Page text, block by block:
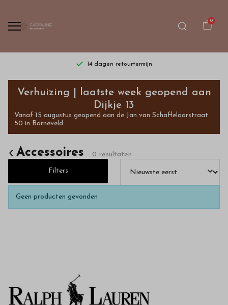
0
14 dagen retourtermijn
Accessoires
Bestel
kinderkleding
hoge
kwaliteit
webshop
Verhuizing | laatste week geopend aan
Dijkje 13
Vanaf 15 augustus geopend aan de Jan van Schaffelaarstraat
50 in Barneveld
Accessoires 0 resultaten
Filters
Geen producten gevonden